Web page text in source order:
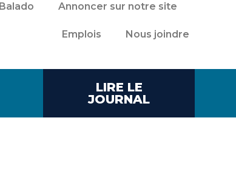
Balado Annoncer sur notre site
Emplois Nous joindre
LIRE LE
JOURNAL